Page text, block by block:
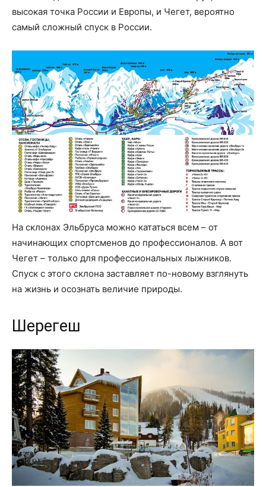
высокая точка России и Европы, и Чегет, вероятно
самый сложный спуск в России.
На склонах Эльбруса можно кататься всем – от
начинающих спортсменов до профессионалов. А вот
Чегет – только для профессиональных лыжников.
Спуск с этого склона заставляет по-новому взглянуть
на жизнь и осознать величие природы.
Шерегеш